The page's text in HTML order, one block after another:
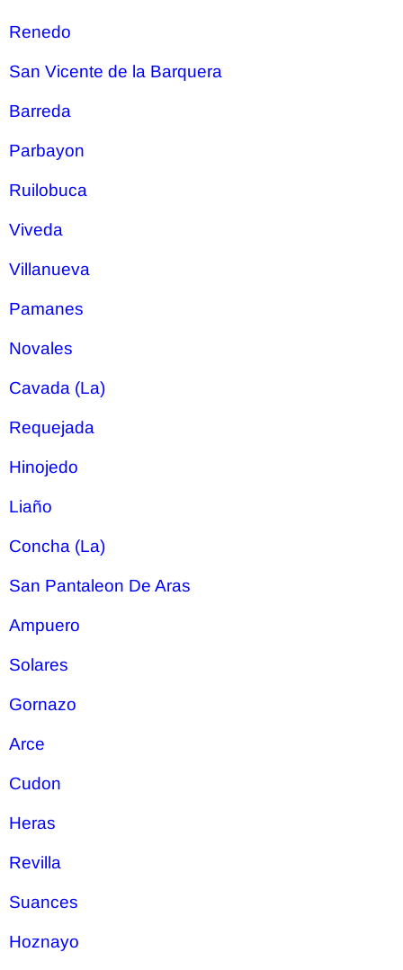
Renedo
San Vicente de la Barquera
Barreda
Parbayon
Ruilobuca
Viveda
Villanueva
Pamanes
Novales
Cavada (La)
Requejada
Hinojedo
Liaño
Concha (La)
San Pantaleon De Aras
Ampuero
Solares
Gornazo
Arce
Cudon
Heras
Revilla
Suances
Hoznayo